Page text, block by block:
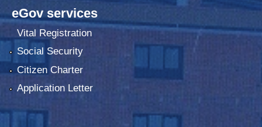
eGov services
Vital Registration
Social Security
Citizen Charter
Application Letter